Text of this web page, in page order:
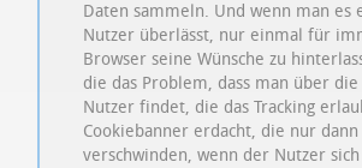
Daten sammeln. Und wenn man es
Nutzer überlässt, nur einmal für
Browser seine Wünsche zu
die das Problem, dass man über
Nutzer findet, die das Tracking
Cookiebanner erdacht, die nur
verschwinden, wenn der Nutzer